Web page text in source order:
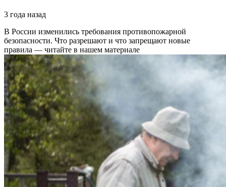
3 года назад
В России изменились требования противопожарной
безопасности. Что разрешают и что запрещают новые
правила — читайте в нашем материале